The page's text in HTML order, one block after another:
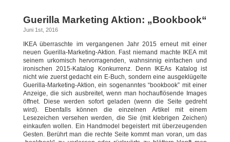
Guerilla Marketing Aktion: „Bookbook“
Juni 1st, 2016
IKEA überraschte im vergangenen Jahr 2015 erneut mit einer
neuen Guerilla-Marketing-Aktion. Fast niemand machte IKEA mit
seinem urkomisch hervorragenden, wahnsinnig einfachen und
ironischen 2015-Katalog Konkurrenz. Denn IKEAs Katalog ist
nicht wie zuerst gedacht ein E-Buch, sondern eine ausgeklügelte
Guerilla-Marketing-Aktion, ein sogenanntes “bookbook” mit einer
Anzeige, die sich ausbreitet, wenn man hochauflösende Images
öffnet. Diese werden sofort geladen (wenn die Seite gedreht
wird). Ebenfalls können die einzelnen Artikel mit einem
Lesezeichen versehen werden, die Sie (mit klebrigen Zeichen)
einkaufen wollen. Ein Handmodel begeistert mit überzeugenden
Gesten. Berührt man die rechte Seite kommt man voran, um das